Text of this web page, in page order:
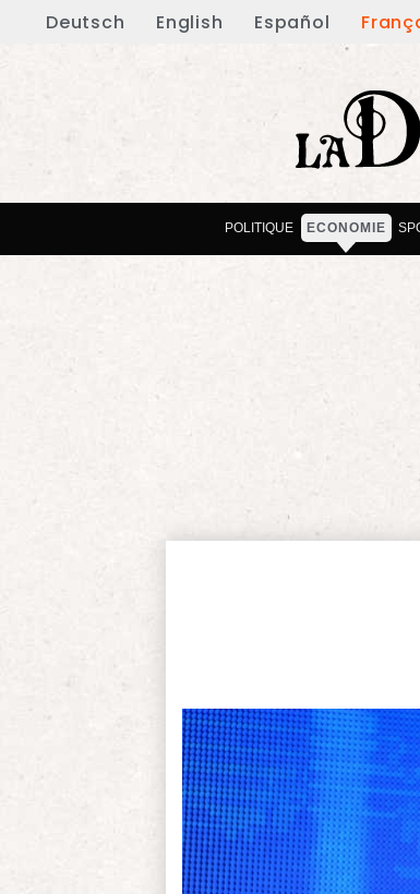
Deutsch English Español
POLITIQUE ECONOMIE